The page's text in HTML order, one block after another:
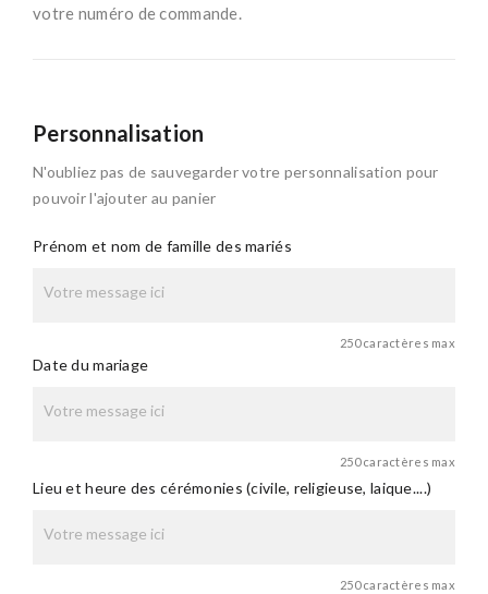
votre numéro de commande.
Personnalisation
N'oubliez pas de sauvegarder votre personnalisation pour
pouvoir l'ajouter au panier
Prénom et nom de famille des mariés
250 caractères max
Date du mariage
250 caractères max
Lieu et heure des cérémonies (civile, religieuse, laique....)
250 caractères max